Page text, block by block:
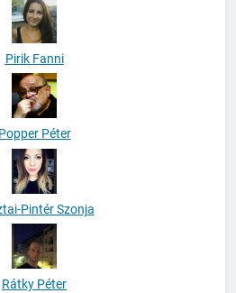
Pirik Fanni
Popper Péter
Pintér Szonja
Rátky Péter